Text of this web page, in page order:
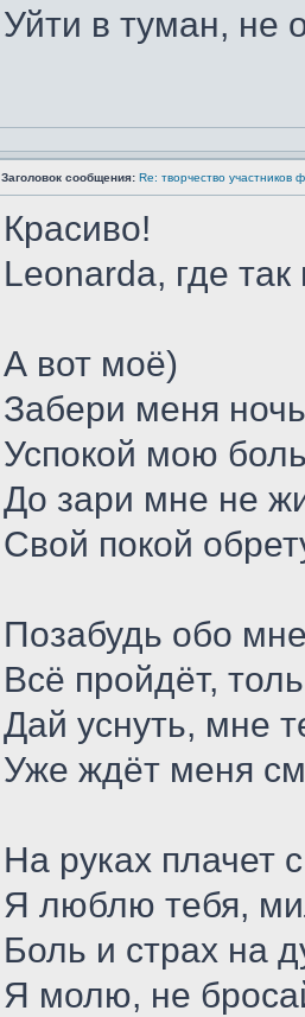
Уйти в туман, не
Заголовок сообщения: Re: творчество участников
Красиво!
Leonarda, где
А вот моё)
Забери меня
Успокой мою
До зари мне не
Свой покой
Позабудь обо
Всё пройдёт,
Дай уснуть, мне
Уже ждёт меня
На руках плачет
Я люблю тебя,
Боль и страх на
Я молю, не